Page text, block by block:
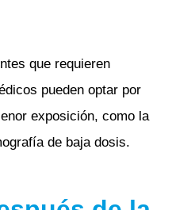
que requieren
pueden optar por
exposición, como la
de baja dosis.